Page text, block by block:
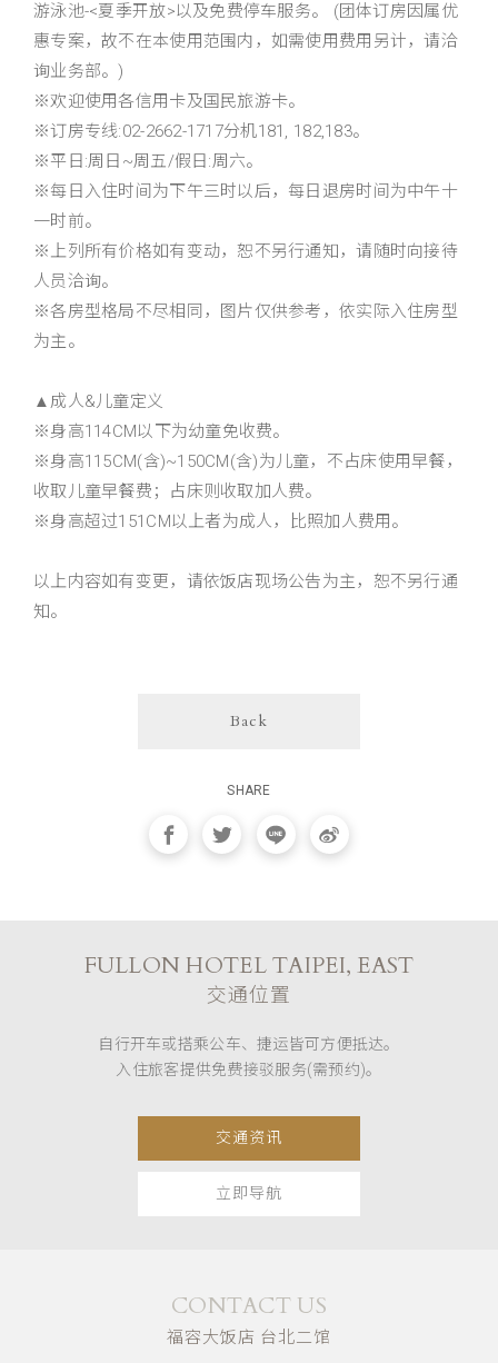
游泳池-<夏季开放>以及免费停车服务。 (团体订房因属优
惠专案，故不在本使用范围内，如需使用费用另计，请洽
询业务部。)
※欢迎使用各信用卡及国民旅游卡。
※订房专线:02-2662-1717分机181, 182,183。
※平日:周日~周五/假日:周六。
※每日入住时间为下午三时以后，每日退房时间为中午十
一时前。
※上列所有价格如有变动，恕不另行通知，请随时向接待
人员洽询。
※各房型格局不尽相同，图片仅供参考，依实际入住房型
为主。
▲成人&儿童定义
※身高114CM以下为幼童免收费。
※身高115CM(含)~150CM(含)为儿童，不占床使用早餐，
收取儿童早餐费；占床则收取加人费。
※身高超过151CM以上者为成人，比照加人费用。
以上内容如有变更，请依饭店现场公告为主，恕不另行通
知。
Back
SHARE
FULLON HOTEL TAIPEI, EAST
交通位置
自行开车或搭乘公车、捷运皆可方便抵达。
入住旅客提供免费接驳服务(需预约)。
交通资讯
立即导航
CONTACT US
福容大饭店 台北二馆